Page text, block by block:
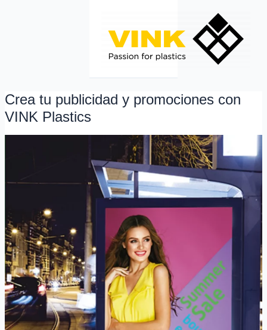
Crea tu publicidad y promociones con
VINK Plastics
Crea
tu
publicidad
y